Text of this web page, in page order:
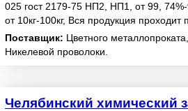
025 гост 2179-75 НП2, НП1, от 99,
от 10кг-100кг, Вся продукция проходит
принимаем заявки, расматриваем пр...
Поставщик: Цветного
Никелевой проволоки.
Челябинский химический